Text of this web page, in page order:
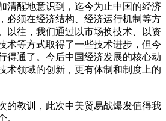
清醒地意识到，迄今为止中国的经济
必须在经济结构、经济运行机制等方
以往，我们通过以市场换技术、以资
术等方式取得了一些技术进步，但今
得通了。今后中国经济发展的核心动
术领域的创新，更有体制和制度上的
的教训，此次中美贸易战爆发值得我
。